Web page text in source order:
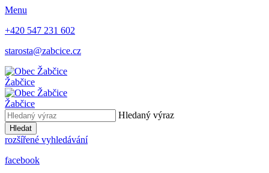
Menu
+420 547 231 602
starosta@zabcice.cz
Žabčice
Žabčice
Hledaný výraz
Hledat
rozšířené vyhledávání
facebook